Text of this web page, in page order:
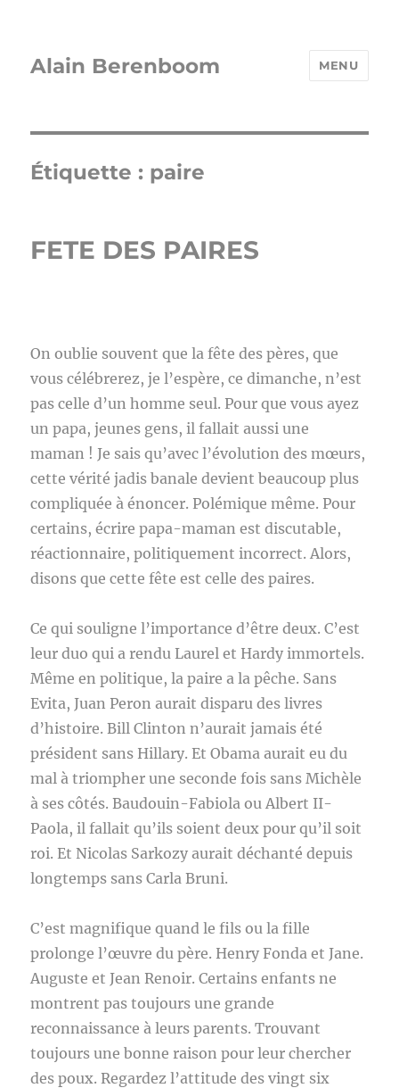
Alain Berenboom MENU
Étiquette : paire
FETE DES PAIRES
On oublie souvent que la fête des pères, que
vous célébrerez, je l’espère, ce dimanche, n’est
pas celle d’un homme seul. Pour que vous ayez
un papa, jeunes gens, il fallait aussi une
maman ! Je sais qu’avec l’évolution des mœurs,
cette vérité jadis banale devient beaucoup plus
compliquée à énoncer. Polémique même. Pour
certains, écrire papa-maman est discutable,
réactionnaire, politiquement incorrect. Alors,
disons que cette fête est celle des paires.
Ce qui souligne l’importance d’être deux. C’est
leur duo qui a rendu Laurel et Hardy immortels.
Même en politique, la paire a la pêche. Sans
Evita, Juan Peron aurait disparu des livres
d’histoire. Bill Clinton n’aurait jamais été
président sans Hillary. Et Obama aurait eu du
mal à triompher une seconde fois sans Michèle
à ses côtés. Baudouin-Fabiola ou Albert II-
Paola, il fallait qu’ils soient deux pour qu’il soit
roi. Et Nicolas Sarkozy aurait déchanté depuis
longtemps sans Carla Bruni.
C’est magnifique quand le fils ou la fille
prolonge l’œuvre du père. Henry Fonda et Jane.
Auguste et Jean Renoir. Certains enfants ne
montrent pas toujours une grande
reconnaissance à leurs parents. Trouvant
toujours une bonne raison pour leur chercher
des poux. Regardez l’attitude des vingt six